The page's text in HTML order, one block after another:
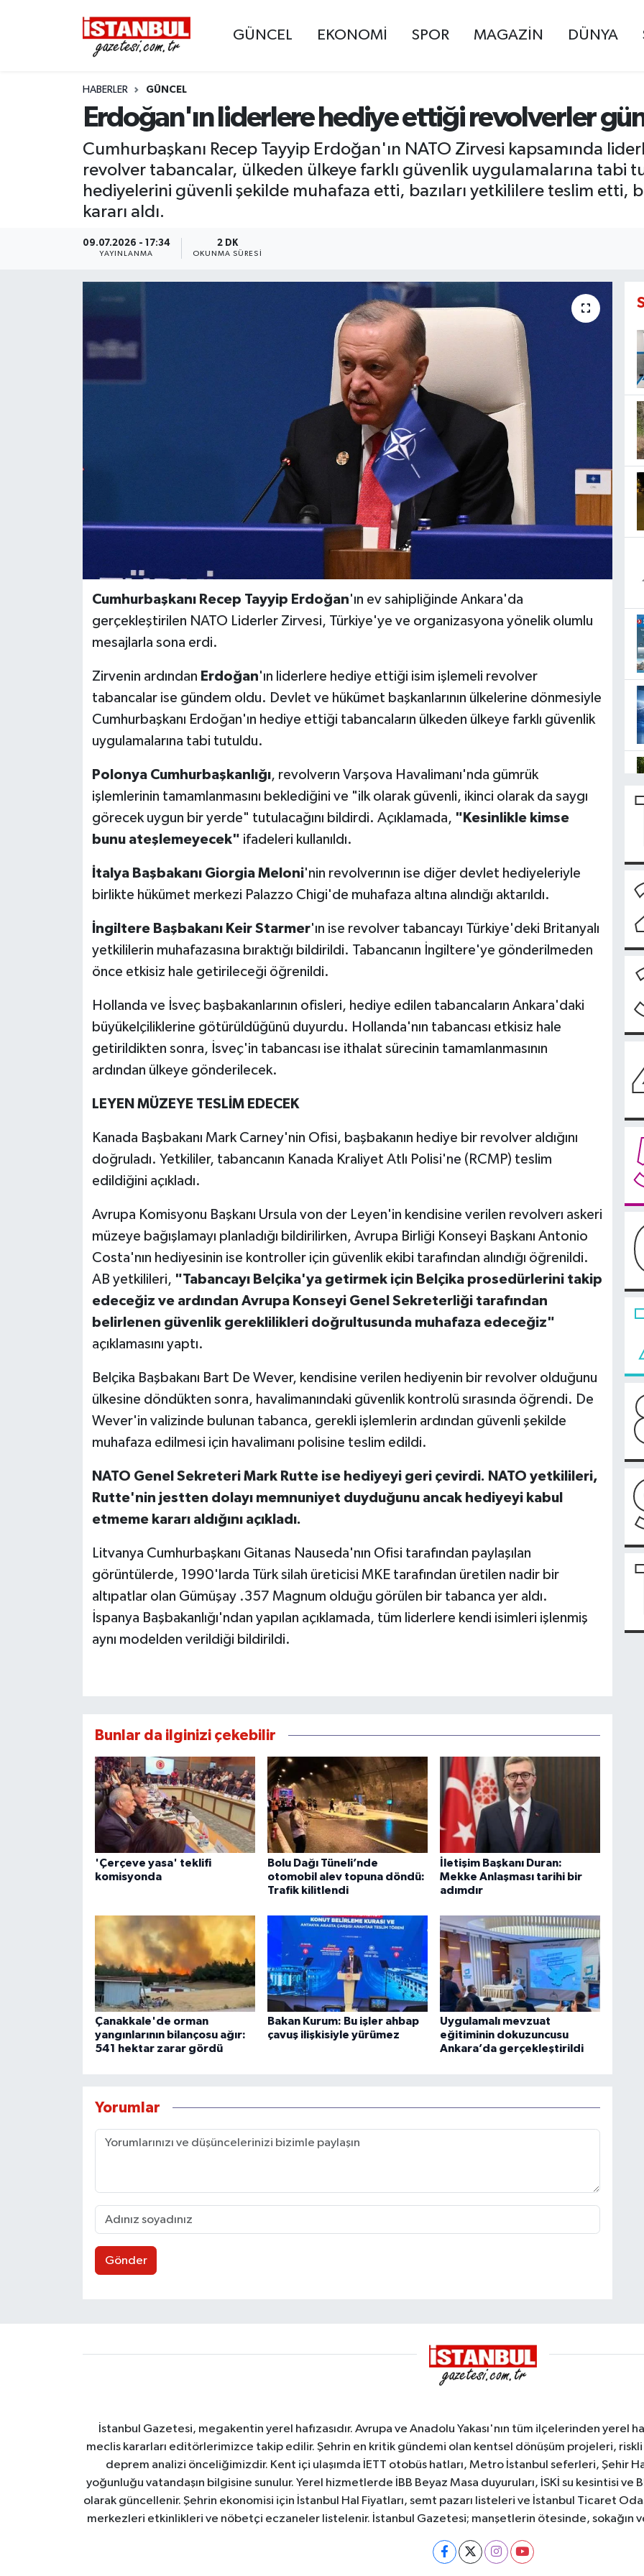
GÜNCEL EKONOMİ SPOR MAGAZİN DÜNYA
HABERLER GÜNCEL
Erdoğan'ın liderlere hediye ettiği revolverler
Cumhurbaşkanı Recep Tayyip Erdoğan'ın NATO Zirvesi kapsamında
revolver tabancalar, ülkeden ülkeye farklı güvenlik uygulamalarına tabi
hediyelerini güvenli şekilde muhafaza etti, bazıları yetkililere teslim etti,
kararı aldı.
09.07.2026 - 17:34
YAYINLANMA
2 DK
OKUNMA SÜRESI
Cumhurbaşkanı Recep Tayyip Erdoğan'ın ev sahipliğinde Ankara'da
gerçekleştirilen NATO Liderler Zirvesi, Türkiye'ye ve organizasyona yönelik olumlu
mesajlarla sona erdi.
Zirvenin ardından Erdoğan'ın liderlere hediye ettiği isim işlemeli revolver
tabancalar ise gündem oldu. Devlet ve hükümet başkanlarının ülkelerine dönmesiyle
Cumhurbaşkanı Erdoğan'ın hediye ettiği tabancaların ülkeden ülkeye farklı güvenlik
uygulamalarına tabi tutuldu.
Polonya Cumhurbaşkanlığı, revolverın Varşova Havalimanı'nda gümrük
işlemlerinin tamamlanmasını beklediğini ve "ilk olarak güvenli, ikinci olarak da saygı
görecek uygun bir yerde" tutulacağını bildirdi. Açıklamada, "Kesinlikle kimse
bunu ateşlemeyecek" ifadeleri kullanıldı.
İtalya Başbakanı Giorgia Meloni'nin revolverının ise diğer devlet hediyeleriyle
birlikte hükümet merkezi Palazzo Chigi'de muhafaza altına alındığı aktarıldı.
İngiltere Başbakanı Keir Starmer'ın ise revolver tabancayı Türkiye'deki Britanyalı
yetkililerin muhafazasına bıraktığı bildirildi. Tabancanın İngiltere'ye gönderilmeden
önce etkisiz hale getirileceği öğrenildi.
Hollanda ve İsveç başbakanlarının ofisleri, hediye edilen tabancaların Ankara'daki
büyükelçiliklerine götürüldüğünü duyurdu. Hollanda'nın tabancası etkisiz hale
getirildikten sonra, İsveç'in tabancası ise ithalat sürecinin tamamlanmasının
ardından ülkeye gönderilecek.
LEYEN MÜZEYE TESLİM EDECEK
Kanada Başbakanı Mark Carney'nin Ofisi, başbakanın hediye bir revolver aldığını
doğruladı. Yetkililer, tabancanın Kanada Kraliyet Atlı Polisi'ne (RCMP) teslim
edildiğini açıkladı.
Avrupa Komisyonu Başkanı Ursula von der Leyen'in kendisine verilen revolverı askeri
müzeye bağışlamayı planladığı bildirilirken, Avrupa Birliği Konseyi Başkanı Antonio
Costa'nın hediyesinin ise kontroller için güvenlik ekibi tarafından alındığı öğrenildi.
AB yetkilileri, "Tabancayı Belçika'ya getirmek için Belçika prosedürlerini takip
edeceğiz ve ardından Avrupa Konseyi Genel Sekreterliği tarafından
belirlenen güvenlik gereklilikleri doğrultusunda muhafaza edeceğiz"
açıklamasını yaptı.
Belçika Başbakanı Bart De Wever, kendisine verilen hediyenin bir revolver olduğunu
ülkesine döndükten sonra, havalimanındaki güvenlik kontrolü sırasında öğrendi. De
Wever'in valizinde bulunan tabanca, gerekli işlemlerin ardından güvenli şekilde
muhafaza edilmesi için havalimanı polisine teslim edildi.
NATO Genel Sekreteri Mark Rutte ise hediyeyi geri çevirdi. NATO yetkilileri,
Rutte'nin jestten dolayı memnuniyet duyduğunu ancak hediyeyi kabul
etmeme kararı aldığını açıkladı.
Litvanya Cumhurbaşkanı Gitanas Nauseda'nın Ofisi tarafından paylaşılan
görüntülerde, 1990'larda Türk silah üreticisi MKE tarafından üretilen nadir bir
altıpatlar olan Gümüşay .357 Magnum olduğu görülen bir tabanca yer aldı.
İspanya Başbakanlığı'ndan yapılan açıklamada, tüm liderlere kendi isimleri işlenmiş
aynı modelden verildiği bildirildi.
Bunlar da ilginizi çekebilir
'Çerçeve yasa' teklifi
komisyonda
Bolu Dağı Tüneli’nde
otomobil alev topuna döndü:
Trafik kilitlendi
İletişim Başkanı Duran:
Mekke Anlaşması tarihi bir
adımdır
Çanakkale'de orman
yangınlarının bilançosu ağır:
541 hektar zarar gördü
Bakan Kurum: Bu işler ahbap
çavuş ilişkisiyle yürümez
Uygulamalı mevzuat
eğitiminin dokuzuncusu
Ankara’da gerçekleştirildi
Yorumlar
Gönder
İstanbul Gazetesi, megakentin yerel hafızasıdır. Avrupa ve Anadolu Yakası'nın tüm ilçelerinden yerel
meclis kararları editörlerimizce takip edilir. Şehrin en kritik gündemi olan kentsel dönüşüm projeleri, riskli
deprem analizi önceliğimizdir. Kent içi ulaşımda İETT otobüs hatları, Metro İstanbul seferleri, Şehir
yoğunluğu vatandaşın bilgisine sunulur. Yerel hizmetlerde İBB Beyaz Masa duyuruları, İSKİ su kesintisi ve
olarak güncellenir. Şehrin ekonomisi için İstanbul Hal Fiyatları, semt pazarı listeleri ve İstanbul Ticaret
merkezleri etkinlikleri ve nöbetçi eczaneler listelenir. İstanbul Gazetesi; manşetlerin ötesinde, sokağın
EKONOMİ
İSTANBUL
MAGAZİN
BİLİM VE TEKNOLOJİ
OTOMOBİL
Nöbetçi Eczaneler
Hava Durumu
Trafik Durumu
Süper Lig Puan Durumu ve Fikstür
Tüm Manşetler
Son Dakika Haberleri